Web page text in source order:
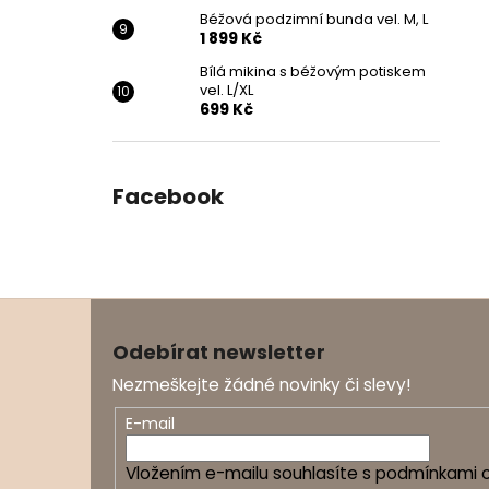
Béžová podzimní bunda vel. M, L
1 899 Kč
Bílá mikina s béžovým potiskem
vel. L/XL
699 Kč
Facebook
Odebírat newsletter
Nezmeškejte žádné novinky či slevy!
E-mail
Vložením e-mailu souhlasíte s podmínkami